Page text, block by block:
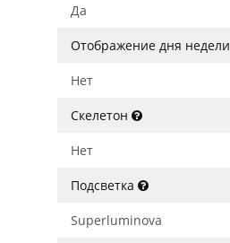
Да
Отображение дня недели
Нет
Скелетон
Нет
Подсветка
Superluminova